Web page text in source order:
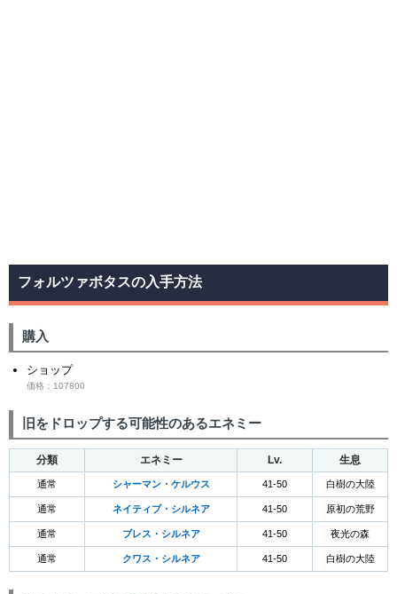
フォルツァボタスの入手方法
購入
ショップ
価格：107800
旧をドロップする可能性のあるエネミー
分類 エネミー Lv. 生息
通常 シャーマン・ケルウス 41-50 白樹の大陸
通常 ネイティブ・シルネア 41-50 原初の荒野
通常 ブレス・シルネア 41-50 夜光の森
通常 クワス・シルネア 41-50 白樹の大陸